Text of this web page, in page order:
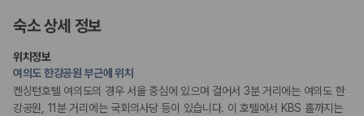
리셉션 서비스
주차 대행
콘시어지 서비스
짐 보관 서비스
리무진 또는 타운카 서비스 이용가능
숙소 상세 정보
위치정보
여의도 한강공원 부근에 위치
켄싱턴호텔 여의도의 경우 서울 중심에 있으며 걸어서 3분 거리에는 여의도 한
강공원, 11분 거리에는 국회의사당 등이 있습니다. 이 호텔에서 KBS 홀까지는